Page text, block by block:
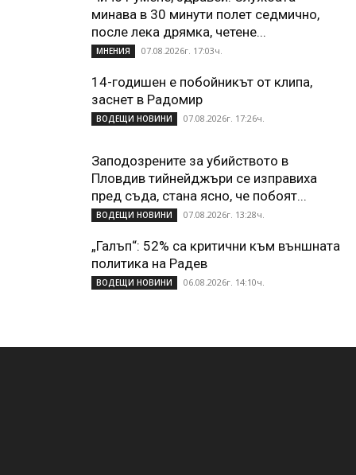
минава в 30 минути полет седмично,
после лека дрямка, четене...
МНЕНИЯ 07.08.2026г. 17:03ч.
14-годишен е побойникът от клипа,
заснет в Радомир
ВОДЕЩИ НОВИНИ 07.08.2026г. 17:26ч.
Заподозрените за убийството в
Пловдив тийнейджъри се изправиха
пред съда, стана ясно, че побоят...
ВОДЕЩИ НОВИНИ 07.08.2026г. 13:28ч.
„Галъп“: 52% са критични към външната
политика на Радев
ВОДЕЩИ НОВИНИ 06.08.2026г. 14:10ч.